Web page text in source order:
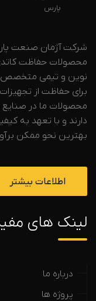
پارس
شرکت آژمان صنعت
محصولات حفاظت
نوین و تیمی متخصص،
برای حفاظت از
محصولات ما در صنایع
دارند و با تعهد به
بهترین نحو ممکن
اطلاعات بیشتر
لینک های
درباره ما
پروژه ها